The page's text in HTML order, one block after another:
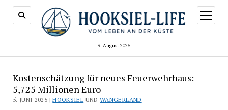
9. August 2026
Menü
öffnen
Kostenschätzung für neues Feuerwehrhaus:
5,725 Millionen Euro
5. JUNI 2025 |HOOKSIEL UND WANGERLAND